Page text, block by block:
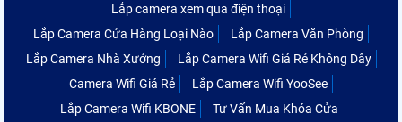
Lắp camera xem qua điện thoại
Lắp Camera Cửa Hàng Loại Nào
Lắp Camera Văn Phòng
Lắp Camera Nhà Xưởng
Lắp Camera Wifi Giá Rẻ Không Dây
Camera Wifi Giá Rẻ
Lắp Camera Wifi YooSee
Lắp Camera Wifi KBONE
Tư Vấn Mua Khóa Cửa